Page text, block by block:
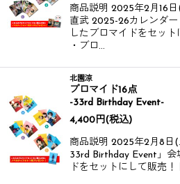
商品説明 2025年2月16
直武 2025-26カレンダ
したブロマイドをセッ
・ブロ…
北園涼
ブロマイド16点
-33rd Birthday Event-
4,400 円(税込)
商品説明 2025年2月8日
33rd Birthday Event」会
ドをセットにして販売